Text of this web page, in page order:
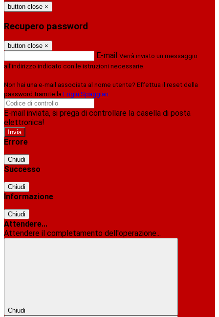
button close ×
Recupero password
button close ×
E-mail Verrà inviato un messaggio
all'indirizzo indicato con le istruzioni necessarie.
Non hai una e-mail associata al nome utente? Effettua il reset della
password tramite la Login Spaggiari
E-mail inviata, si prega di controllare la casella di posta
elettronica!
Errore
Chiudi
Successo
Chiudi
Informazione
Chiudi
Attendere...
Attendere il completamento dell'operazione...
Chiudi